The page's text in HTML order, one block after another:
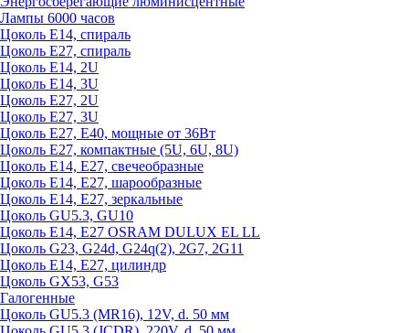
Лампы 6000 часов
Цоколь Е14, спираль
Цоколь Е27, спираль
Цоколь Е14, 2U
Цоколь Е14, 3U
Цоколь Е27, 2U
Цоколь Е27, 3U
Цоколь Е27, Е40, мощные от 36Вт
Цоколь Е27, компактные (5U, 6U, 8U)
Цоколь Е14, Е27, свечеобразные
Цоколь Е14, Е27, шарообразные
Цоколь Е14, Е27, зеркальные
Цоколь GU5.3, GU10
Цоколь Е14, Е27 OSRAM DULUX EL LL
Цоколь G23, G24d, G24q(2), 2G7, 2G11
Цоколь Е14, Е27, цилиндр
Цоколь GX53, G53
Галогенные
Цоколь GU5.3 (MR16), 12V, d. 50 мм